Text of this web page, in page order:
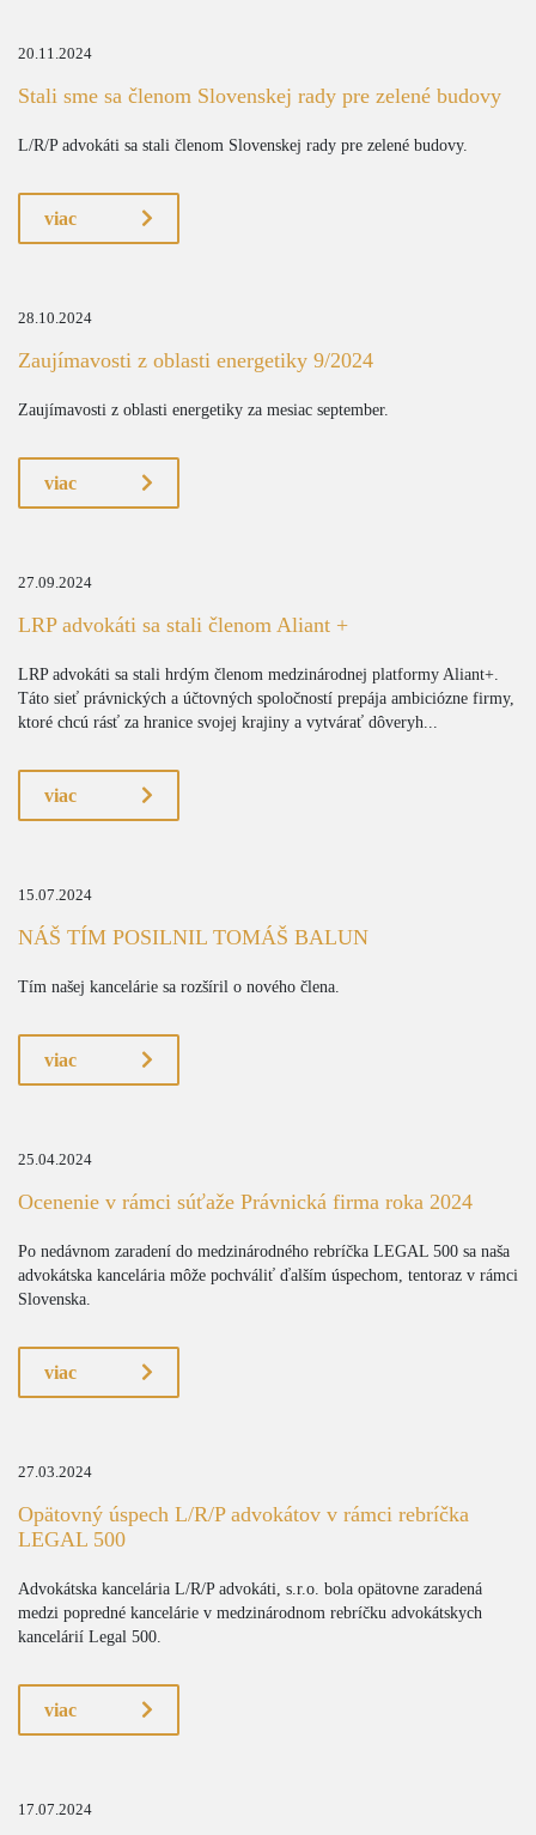
20.11.2024
Stali sme sa členom Slovenskej rady pre zelené budovy
L/R/P advokáti sa stali členom Slovenskej rady pre zelené budovy.
viac
28.10.2024
Zaujímavosti z oblasti energetiky 9/2024
Zaujímavosti z oblasti energetiky za mesiac september.
viac
27.09.2024
LRP advokáti sa stali členom Aliant +
LRP advokáti sa stali hrdým členom medzinárodnej platformy Aliant+.
Táto sieť právnických a účtovných spoločností prepája ambiciózne firmy,
ktoré chcú rásť za hranice svojej krajiny a vytvárať dôveryh...
viac
15.07.2024
NÁŠ TÍM POSILNIL TOMÁŠ BALUN
Tím našej kancelárie sa rozšíril o nového člena.
viac
25.04.2024
Ocenenie v rámci súťaže Právnická firma roka 2024
Po nedávnom zaradení do medzinárodného rebríčka LEGAL 500 sa naša
advokátska kancelária môže pochváliť ďalším úspechom, tentoraz v rámci
Slovenska.
viac
27.03.2024
Opätovný úspech L/R/P advokátov v rámci rebríčka
LEGAL 500
Advokátska kancelária L/R/P advokáti, s.r.o. bola opätovne zaradená
medzi popredné kancelárie v medzinárodnom rebríčku advokátskych
kancelárií Legal 500.
viac
17.07.2024